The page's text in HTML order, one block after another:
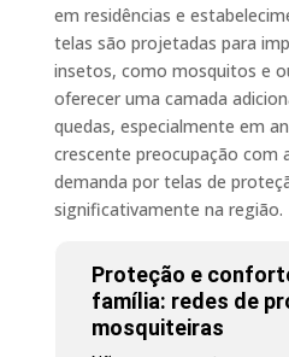
em residências e
telas são projetadas para
insetos, como mosquitos e
oferecer uma camada
quedas, especialmente em
crescente preocupação com
demanda por telas de
significativamente na região.
Proteção e
família: redes de
mosquiteiras